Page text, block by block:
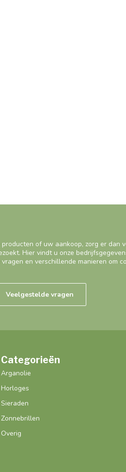
of uw aankoop, zorg er dan
Hier vindt u onze
en verschillende manieren om
Veelgestelde vragen
Categorieën
Arganolie
Horloges
Sieraden
Zonnebrillen
Overig